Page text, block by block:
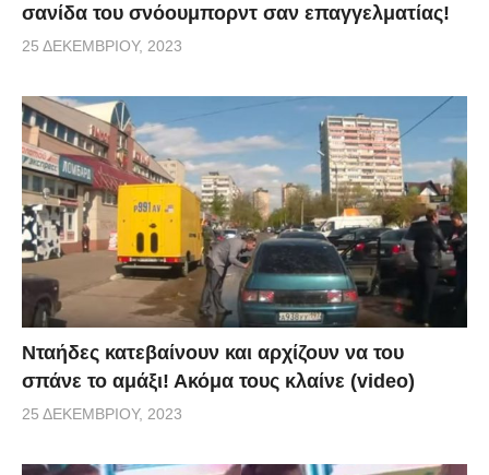
σανίδα του σνόουμπορντ σαν επαγγελματίας!
25 ΔΕΚΕΜΒΡΊΟΥ, 2023
Νταήδες κατεβαίνουν και αρχίζουν να του
σπάνε το αμάξι! Ακόμα τους κλαίνε (video)
25 ΔΕΚΕΜΒΡΊΟΥ, 2023